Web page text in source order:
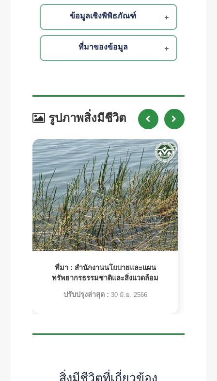
ข้อมูลเชิงพิพิธภัณฑ์
ที่มาของข้อมูล
รูปภาพสิ่งมีชีวิต
ที่มา : สำนักงานนโยบายและแผน
ทรัพยากรธรรมชาติและสิ่งแวดล้อม
ปรับปรุงล่าสุด : 30 มิ.ย. 2566
สิ่งมีชีวิตที่เกี่ยวข้อง